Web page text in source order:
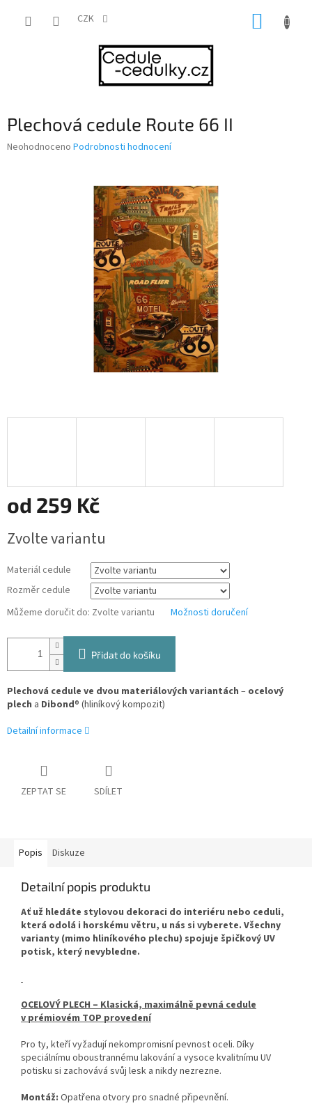
CZK
Plechová cedule Route 66 II
Průměrné
Neohodnoceno Podrobnosti hodnocení
od 259 Kč
cena:
Zvolte variantu
Materiál cedule
Rozměr cedule
Můžeme doručit do: Zvolte variantu Možnosti doručení
Přidat do košíku
Plechová cedule ve dvou materiálových variantách – ocelový
plech a Dibond® (hliníkový kompozit)
Detailní informace
ZEPTAT SE SDÍLET
Popis Diskuze
Detailní popis produktu
Ať už hledáte stylovou dekoraci do interiéru nebo ceduli,
která odolá i horskému větru, u nás si vyberete. Všechny
varianty (mimo hliníkového plechu) spojuje špičkový UV
potisk, který nevybledne.
OCELOVÝ PLECH – Klasická, maximálně pevná cedule
v prémiovém TOP provedení
Pro ty, kteří vyžadují nekompromisní pevnost oceli. Díky
speciálnímu oboustrannému lakování a vysoce kvalitnímu UV
potisku si zachovává svůj lesk a nikdy nezrezne.
Montáž: Opatřena otvory pro snadné připevnění.